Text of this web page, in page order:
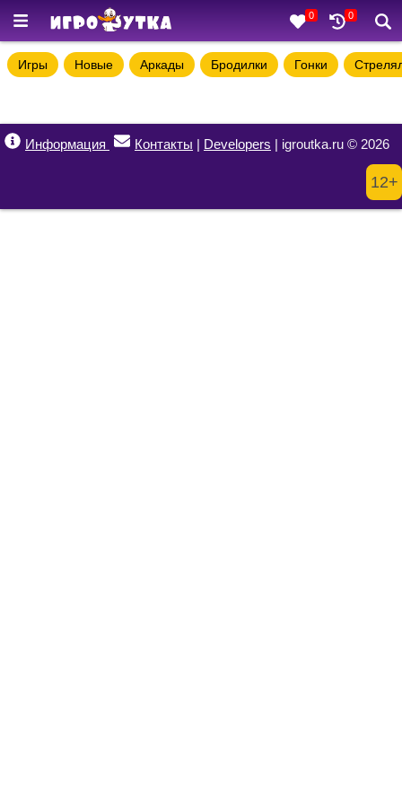
0 0
Игры Новые Аркады Бродилки Гонки
Информация Контакты | Developers | igroutka.ru © 2026
12+